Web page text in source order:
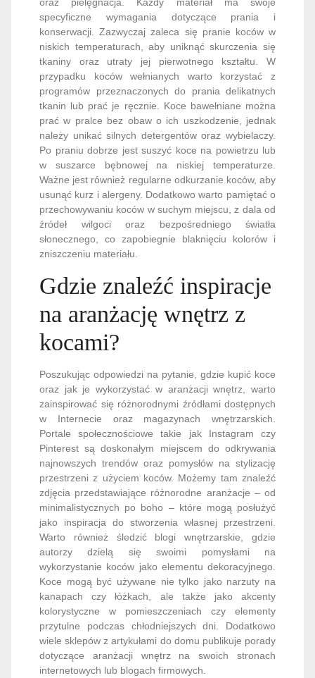
oraz pielęgnacja. Każdy materiał ma swoje
specyficzne wymagania dotyczące prania i
konserwacji. Zazwyczaj zaleca się pranie koców w
niskich temperaturach, aby uniknąć skurczenia się
tkaniny oraz utraty jej pierwotnego kształtu. W
przypadku koców wełnianych warto korzystać z
programów przeznaczonych do prania delikatnych
tkanin lub prać je ręcznie. Koce bawełniane można
prać w pralce bez obaw o ich uszkodzenie, jednak
należy unikać silnych detergentów oraz wybielaczy.
Po praniu dobrze jest suszyć koce na powietrzu lub
w suszarce bębnowej na niskiej temperaturze.
Ważne jest również regularne odkurzanie koców, aby
usunąć kurz i alergeny. Dodatkowo warto pamiętać o
przechowywaniu koców w suchym miejscu, z dala od
źródeł wilgoci oraz bezpośredniego światła
słonecznego, co zapobiegnie blaknięciu kolorów i
zniszczeniu materiału.
Gdzie znaleźć inspiracje
na aranżację wnętrz z
kocami?
Poszukując odpowiedzi na pytanie, gdzie kupić koce
oraz jak je wykorzystać w aranżacji wnętrz, warto
zainspirować się różnorodnymi źródłami dostępnych
w Internecie oraz magazynach wnętrzarskich.
Portale społecznościowe takie jak Instagram czy
Pinterest są doskonałym miejscem do odkrywania
najnowszych trendów oraz pomysłów na stylizację
przestrzeni z użyciem koców. Możemy tam znaleźć
zdjęcia przedstawiające różnorodne aranżacje – od
minimalistycznych po boho – które mogą posłużyć
jako inspiracja do stworzenia własnej przestrzeni.
Warto również śledzić blogi wnętrzarskie, gdzie
autorzy dzielą się swoimi pomysłami na
wykorzystanie koców jako elementu dekoracyjnego.
Koce mogą być używane nie tylko jako narzuty na
kanapach czy łóżkach, ale także jako akcenty
kolorystyczne w pomieszczeniach czy elementy
przytulne podczas chłodniejszych dni. Dodatkowo
wiele sklepów z artykułami do domu publikuje porady
dotyczące aranżacji wnętrz na swoich stronach
internetowych lub blogach firmowych.